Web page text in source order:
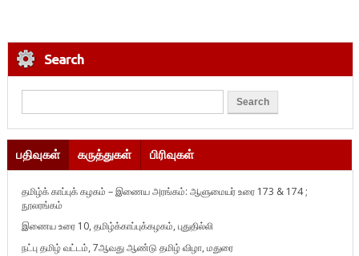
Search
பதிவுகள் கருத்துகள் பிரிவுகள்
தமிழ்க் காப்புக் கழகம் – இணைய அரங்கம்: ஆளுமையர் உரை 173 & 174 ;
நூலரங்கம்
இணைய உரை 10, தமிழ்க்காப்புக்கழகம், புதுதில்லி
நட்பு தமிழ் வட்டம், 7ஆவது ஆண்டு தமிழ் விழா, மதுரை